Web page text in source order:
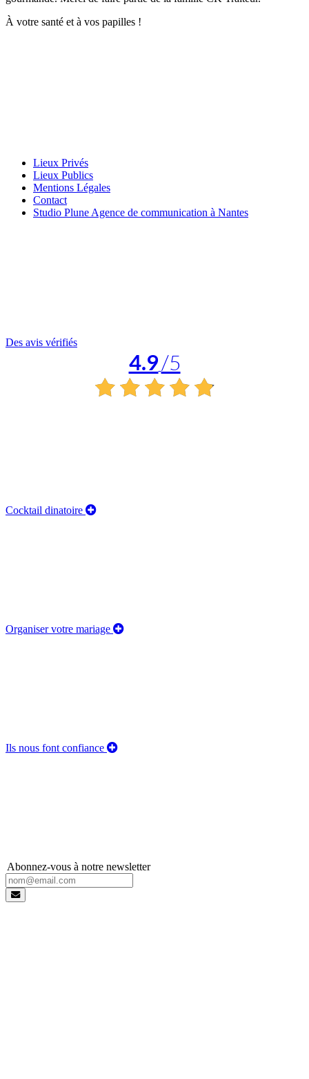
À votre santé et à vos papilles !
Lieux Privés
Lieux Publics
Mentions Légales
Contact
Studio Plune Agence de communication à Nantes
Des avis vérifiés
4.9/5
Cocktail dinatoire
Organiser votre mariage
Ils nous font confiance
Abonnez-vous à notre newsletter